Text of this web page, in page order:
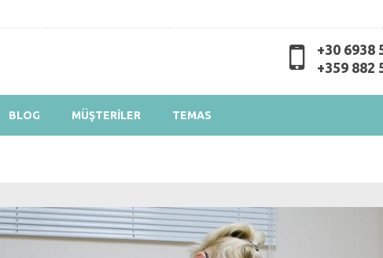
+30 6938
+359 882
BLOG MÜŞTERİLER TEMAS